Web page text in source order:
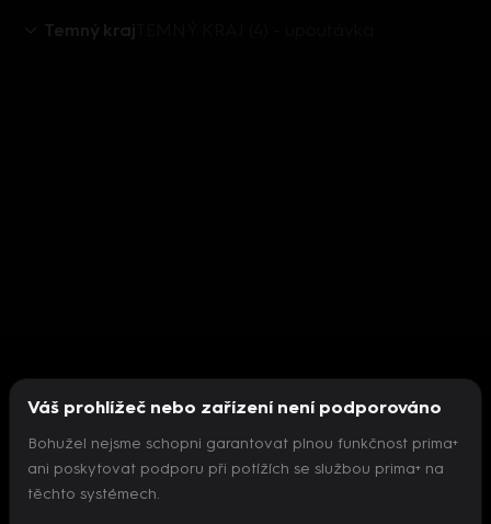
Temný kraj
Nepodařilo se inicializovat přehrávač
Váš prohlížeč nebo zařízení není podporováno
Bohužel nejsme schopni garantovat plnou funkčnost prima+
ani poskytovat podporu při potížích se službou prima+ na
těchto systémech.